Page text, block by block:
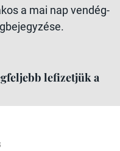
a mai nap vendég-
lefizetjük a